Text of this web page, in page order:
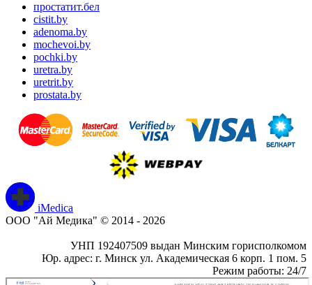
простатит.бел
cistit.by
adenoma.by
mochevoi.by
pochki.by
uretra.by
uretrit.by
prostata.by
iMedica
ООО "Ай Медика" © 2014 - 2026
УНП 192407509 выдан Минским горисполкомом
Юр. адрес: г. Минск ул. Академическая 6 корп. 1 пом. 5
Режим работы: 24/7